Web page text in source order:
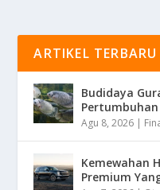
ARTIKEL TERBARU
Budidaya
Agu 8, 2026 |
Kemewahan
Premium